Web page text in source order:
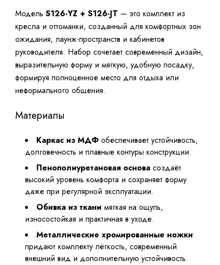
МодельS126-YZ + S126-JT — это комплект из
кресла и оттоманки, созданный для комфортных зон
ожидания, лаунж-пространств и кабинетов
руководителя. Набор сочетает современный дизайн,
выразительную форму и мягкую, удобную посадку,
формируя полноценное место для отдыха или
неформального общения.
Материалы
Каркас из МДФ обеспечивает устойчивость,
долговечность и плавные контуры конструкции.
Пенополиуретановая основа создаёт
высокий уровень комфорта и сохраняет форму
даже при регулярной эксплуатации.
Обивка из ткани мягкая на ощупь,
износостойкая и практичная в уходе.
Металлические хромированные ножки
придают комплекту лёгкость, современный
внешний вид и дополнительную устойчивость.